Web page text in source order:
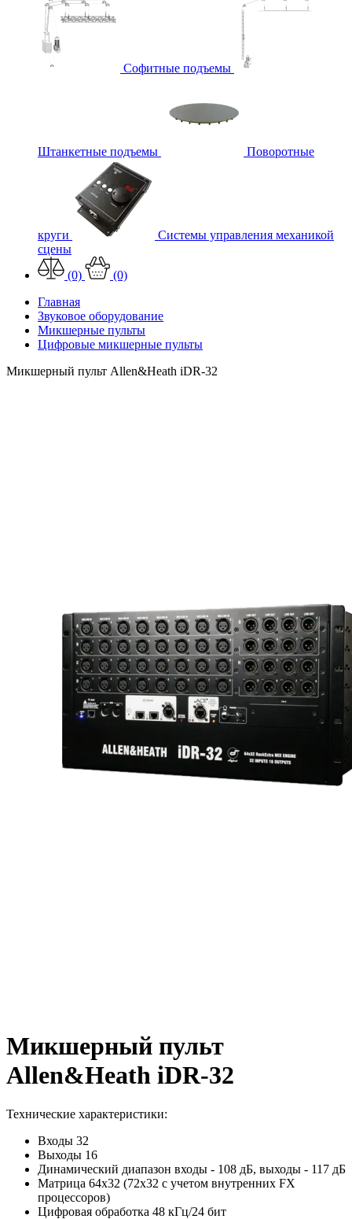
Софитные подъемы
Штанкетные подъемы Поворотные
круги
Системы управления механикой
сцены
(0)
(0)
Главная
Звуковое оборудование
Микшерные пульты
Цифровые микшерные пульты
Микшерный пульт Allen&Heath iDR-32
Микшерный пульт
Allen&Heath iDR-32
Технические характеристики:
Входы 32
Выходы 16
Динамический диапазон входы - 108 дБ, выходы - 117 дБ
Матрица 64х32 (72х32 с учетом внутренних FX
процессоров)
Цифровая обработка 48 кГц/24 бит